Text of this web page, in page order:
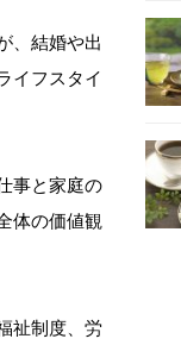
、結婚や出
イフスタイ
事と家庭の
体の価値観
祉制度、労